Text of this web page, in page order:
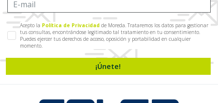
Acepto la Política de Privacidad de Moreda. Trataremos los datos para gestionar
tus consultas, encontrándose legitimado tal tratamiento en tu consentimiento.
Puedes ejercer tus derechos de acceso, oposición y portabilidad en cualquier
momento.
¡Únete!